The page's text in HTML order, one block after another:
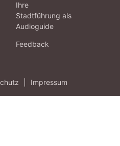
Ihre
Stadtführung als
Audioguide
Feedback
Impressum